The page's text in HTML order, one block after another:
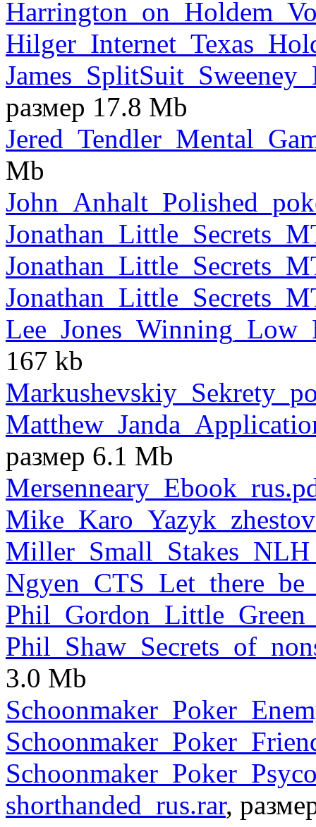
размер 17.8 Mb
Mb
167 kb
размер 6.1 Mb
3.0 Mb
shorthanded_rus.rar,